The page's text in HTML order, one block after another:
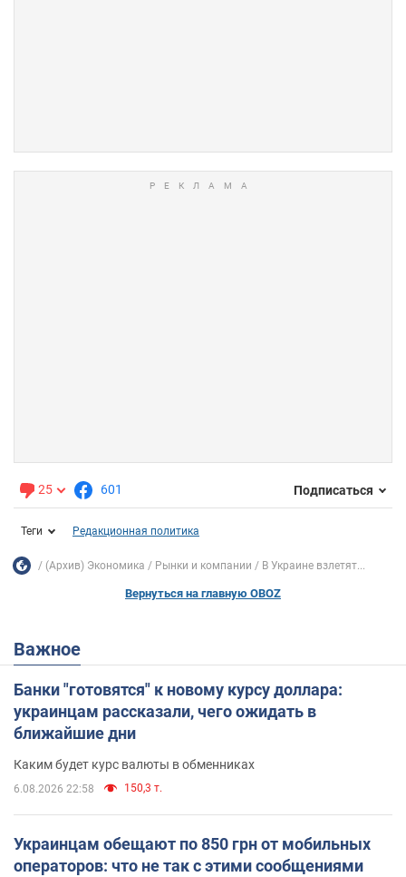
25 601 Подписаться
Теги Редакционная политика
(Архив) Экономика Рынки и компании В Украине взлетят...
Вернуться на главную OBOZ
Важное
Банки "готовятся" к новому курсу доллара:
украинцам рассказали, чего ожидать в
ближайшие дни
Каким будет курс валюты в обменниках
6.08.2026 22:58 150,3 т.
Украинцам обещают по 850 грн от мобильных
операторов: что не так с этими сообщениями